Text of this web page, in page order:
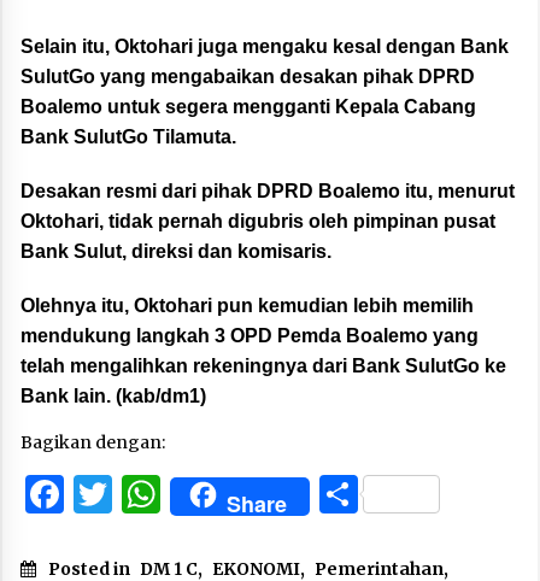
Selain itu, Oktohari juga mengaku kesal dengan Bank
SulutGo yang mengabaikan desakan pihak DPRD
Boalemo untuk segera mengganti Kepala Cabang
Bank SulutGo Tilamuta.
Desakan resmi dari pihak DPRD Boalemo itu, menurut
Oktohari, tidak pernah digubris oleh pimpinan pusat
Bank Sulut, direksi dan komisaris.
Olehnya itu, Oktohari pun kemudian lebih memilih
mendukung langkah 3 OPD Pemda Boalemo yang
telah mengalihkan rekeningnya dari Bank SulutGo ke
Bank lain. (kab/dm1)
Bagikan dengan:
Facebook
Twitter
WhatsApp
Share Share
Posted in DM 1 C, EKONOMI, Pemerintahan,